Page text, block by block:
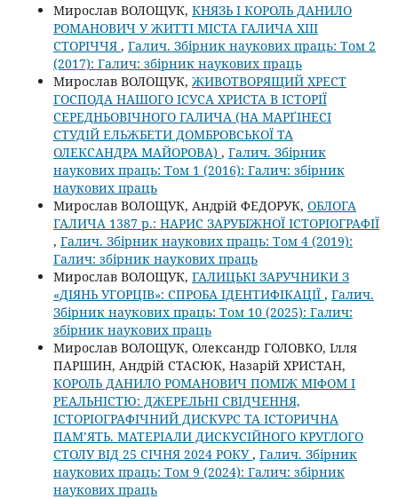
Мирослав ВОЛОЩУК, КНЯЗЬ І КОРОЛЬ ДАНИЛО
РОМАНОВИЧ У ЖИТТІ МІСТА ГАЛИЧА ХІІІ
СТОРІЧЧЯ , Галич. Збірник наукових праць: Том 2
(2017): Галич: збірник наукових праць
Мирослав ВОЛОЩУК, ЖИВОТВОРЯЩИЙ ХРЕСТ
ГОСПОДА НАШОГО ІСУСА ХРИСТА В ІСТОРІЇ
СЕРЕДНЬОВІЧНОГО ГАЛИЧА (НА МАРҐІНЕСІ
СТУДІЙ ЕЛЬЖБЕТИ ДОМБРОВСЬКОЇ ТА
ОЛЕКСАНДРА МАЙОРОВА) , Галич. Збірник
наукових праць: Том 1 (2016): Галич: збірник
наукових праць
Мирослав ВОЛОЩУК, Андрій ФЕДОРУК, ОБЛОГА
ГАЛИЧА 1387 р.: НАРИС ЗАРУБІЖНОЇ ІСТОРІОГРАФІЇ
, Галич. Збірник наукових праць: Том 4 (2019):
Галич: збірник наукових праць
Мирослав ВОЛОЩУК, ГАЛИЦЬКІ ЗАРУЧНИКИ З
«ДІЯНЬ УГОРЦІВ»: СПРОБА ІДЕНТИФІКАЦІЇ , Галич.
Збірник наукових праць: Том 10 (2025): Галич:
збірник наукових праць
Мирослав ВОЛОЩУК, Олександр ГОЛОВКО, Ілля
ПАРШИН, Андрій СТАСЮК, Назарій ХРИСТАН,
КОРОЛЬ ДАНИЛО РОМАНОВИЧ ПОМІЖ МІФОМ І
РЕАЛЬНІСТЮ: ДЖЕРЕЛЬНІ СВІДЧЕННЯ,
ІСТОРІОГРАФІЧНИЙ ДИСКУРС ТА ІСТОРИЧНА
ПАМ’ЯТЬ. МАТЕРІАЛИ ДИСКУСІЙНОГО КРУГЛОГО
СТОЛУ ВІД 25 СІЧНЯ 2024 РОКУ, Галич. Збірник
наукових праць: Том 9 (2024): Галич: збірник
наукових праць